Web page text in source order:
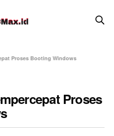
Proses Booting Windows
Proses